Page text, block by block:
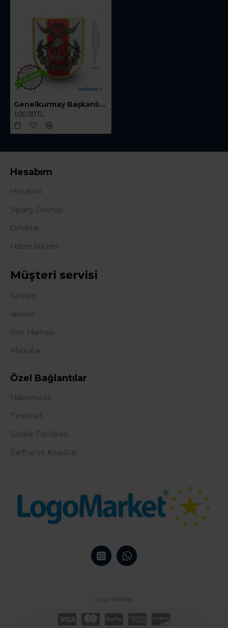
Genelkurmay Başkanlığı Mont Bröve
100,00TL
Hesabım
Hesabım
Sipariş Geçmişi
Ortaklar
Haber bülteni
Müşteri servisi
İletişim
İadeler
Site Haritası
Markalar
Özel Bağlantılar
Hakkımızda
Teslimat
Gizlilik Politikası
Şartlar ve Koşullar
Logo Market